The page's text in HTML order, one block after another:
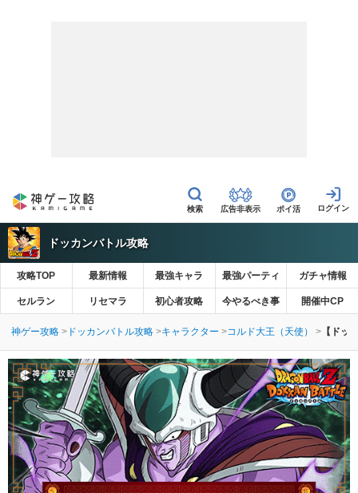
広告非表示 ポイ活
ドッカンバトル攻略
攻略TOP 最新情報 最強キャラ 最強パーティ ガチャ情報
セルラン リセマラ 初心者攻略 今やるべき事 開催中CP
神ゲー攻略 ドッカンバトル攻略 キャラクター コルド大王（天使） 【ドッ